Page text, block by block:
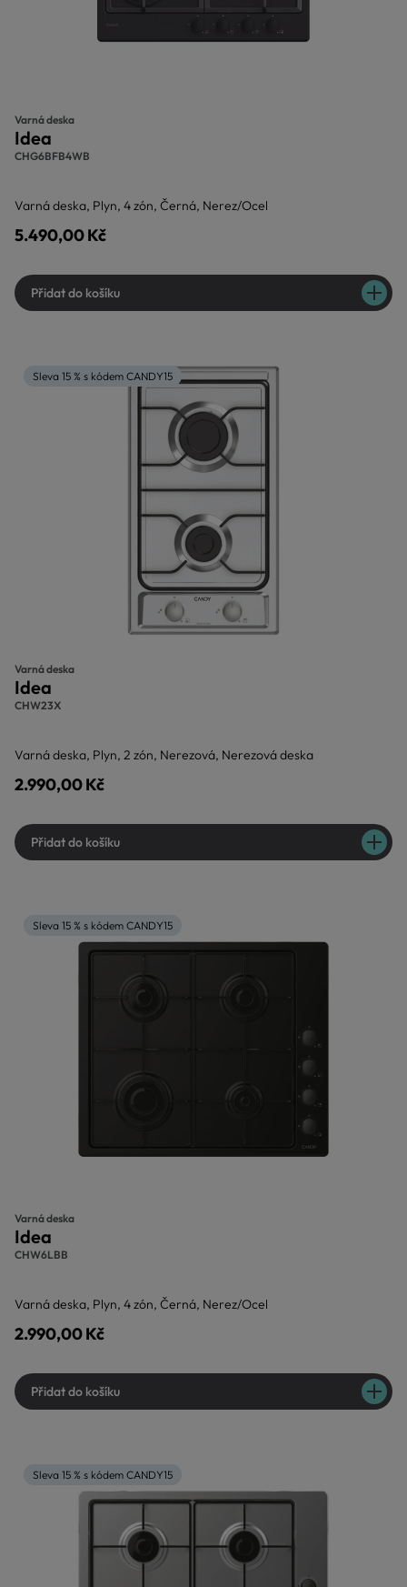
Varná deska
Idea
CHG6BFB4WB
Varná deska, Plyn, 4 zón, Černá, Nerez/Ocel
5.490,00 Kč
Přidat do košíku
Sleva 15 % s kódem CANDY15
Varná deska
Idea
CHW23X
Varná deska, Plyn, 2 zón, Nerezová, Nerezová deska
2.990,00 Kč
Přidat do košíku
Sleva 15 % s kódem CANDY15
Varná deska
Idea
CHW6LBB
Varná deska, Plyn, 4 zón, Černá, Nerez/Ocel
2.990,00 Kč
Přidat do košíku
Sleva 15 % s kódem CANDY15